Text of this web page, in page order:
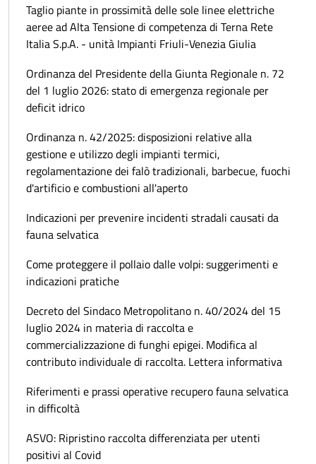
Taglio piante in prossimità delle sole linee elettriche
aeree ad Alta Tensione di competenza di Terna Rete
Italia S.p.A. - unità Impianti Friuli-Venezia Giulia
Ordinanza del Presidente della Giunta Regionale n. 72
del 1 luglio 2026: stato di emergenza regionale per
deficit idrico
Ordinanza n. 42/2025: disposizioni relative alla
gestione e utilizzo degli impianti termici,
regolamentazione dei falò tradizionali, barbecue, fuochi
d'artificio e combustioni all'aperto
Indicazioni per prevenire incidenti stradali causati da
fauna selvatica
Come proteggere il pollaio dalle volpi: suggerimenti e
indicazioni pratiche
Decreto del Sindaco Metropolitano n. 40/2024 del 15
luglio 2024 in materia di raccolta e
commercializzazione di funghi epigei. Modifica al
contributo individuale di raccolta. Lettera informativa
Riferimenti e prassi operative recupero fauna selvatica
in difficoltà
ASVO: Ripristino raccolta differenziata per utenti
positivi al Covid